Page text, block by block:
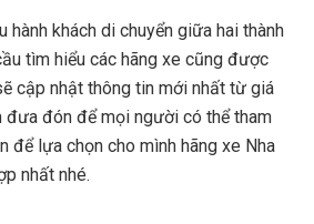
hành khách di chuyển giữa hai thành
tìm hiểu các hãng xe cũng được
cập nhật thông tin mới nhất từ giá
đưa đón để mọi người có thể tham
để lựa chọn cho mình hãng xe Nha
nhất nhé.